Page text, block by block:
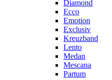
Diamond
Ecco
Emotion
Exclusiv
Kreuzband
Lento
Medan
Mescana
Partum